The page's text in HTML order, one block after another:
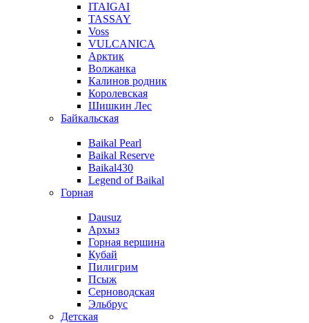
ITAIGAI
TASSAY
Voss
VULCANICA
Арктик
Волжанка
Калинов родник
Королевская
Шишкин Лес
Байкальская
Baikal Pearl
Baikal Reserve
Baikal430
Legend of Baikal
Горная
Dausuz
Архыз
Горная вершина
Кубай
Пилигрим
Псыж
Серноводская
Эльбрус
Детская